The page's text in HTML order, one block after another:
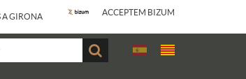
A GIRONA ACCEPTEM BIZUM